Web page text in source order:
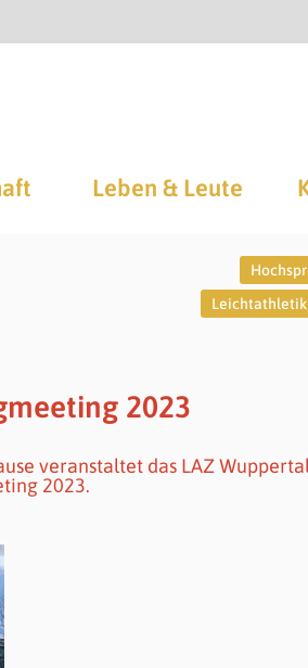
Leben & Leute
Leichtathletik
2023
veranstaltet das LAZ
2023.